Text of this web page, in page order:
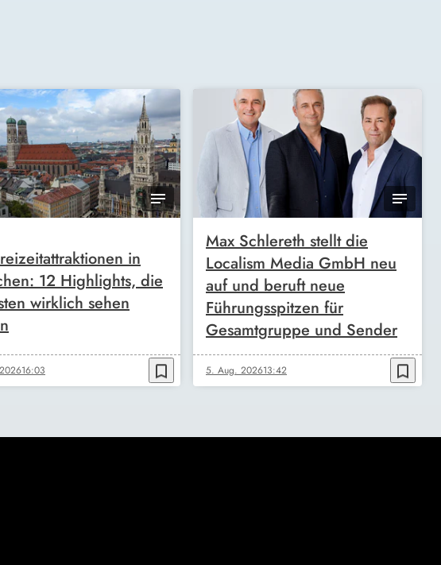
in
12 Highlights, die
wirklich sehen
16:03 bookmark_border
Max Schlereth stellt die
Localism Media GmbH neu
auf und beruft neue
Führungsspitzen für
Gesamtgruppe und Sender
5. Aug. 202613:42 bookmark_border